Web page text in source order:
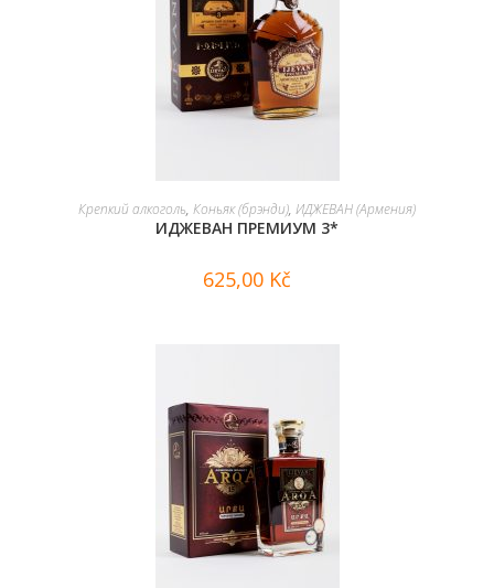
В КОРЗИНУ
Крепкий алкоголь, Коньяк (брэнди), ИДЖЕВАН (Армения)
ИДЖЕВАН ПРЕМИУМ 3*
625,00 Kč